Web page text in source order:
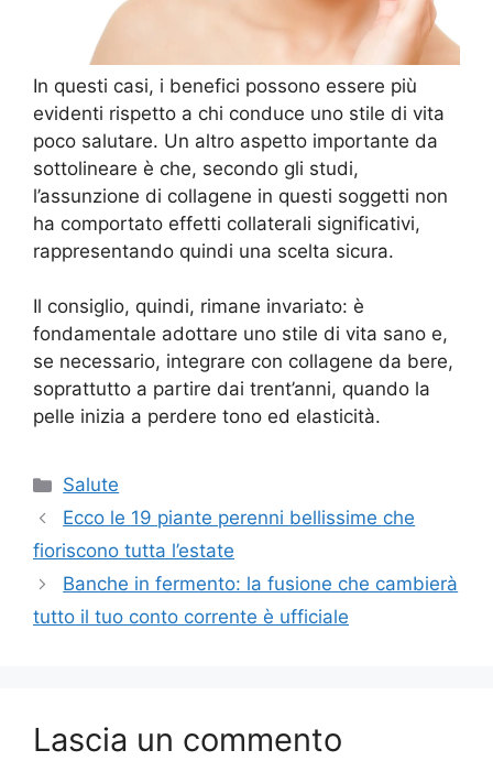
In questi casi, i benefici possono essere più
evidenti rispetto a chi conduce uno stile di vita
poco salutare. Un altro aspetto importante da
sottolineare è che, secondo gli studi,
l’assunzione di collagene in questi soggetti non
ha comportato effetti collaterali significativi,
rappresentando quindi una scelta sicura.
Il consiglio, quindi, rimane invariato: è
fondamentale adottare uno stile di vita sano e,
se necessario, integrare con collagene da bere,
soprattutto a partire dai trent’anni, quando la
pelle inizia a perdere tono ed elasticità.
Categorie
Salute
Ecco le 19 piante perenni bellissime che
fioriscono tutta l’estate
Banche in fermento: la fusione che cambierà
tutto il tuo conto corrente è ufficiale
Lascia un commento